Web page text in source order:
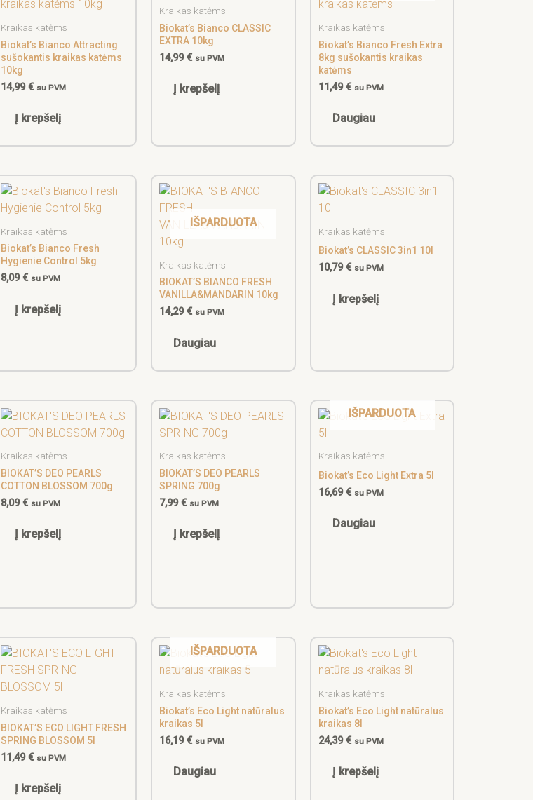
f
Kraikas katėms
Biokat’s Bianco Attracting
sušokantis kraikas katėms
10kg
14,99€ su PVM
Į krepšelį
Kraikas katėms
Biokat’s Bianco CLASSIC
EXTRA 10kg
14,99€ su PVM
Į krepšelį
Kraikas katėms
Biokat’s Bianco Fresh Extra
8kg sušokantis kraikas
katėms
11,49€ su PVM
Daugiau
Kraikas katėms
Biokat’s Bianco Fresh
Hygienie Control 5kg
8,09€ su PVM
Į krepšelį
IŠPARDUOTA
Kraikas katėms
BIOKAT’S BIANCO FRESH
VANILLA&MANDARIN 10kg
14,29€ su PVM
Daugiau
Kraikas katėms
Biokat’s CLASSIC 3in1 10l
10,79€ su PVM
Į krepšelį
Kraikas katėms
BIOKAT’S DEO PEARLS
COTTON BLOSSOM 700g
8,09€ su PVM
Į krepšelį
Kraikas katėms
BIOKAT’S DEO PEARLS
SPRING 700g
7,99€ su PVM
Į krepšelį
IŠPARDUOTA
Kraikas katėms
Biokat’s Eco Light Extra 5l
16,69€ su PVM
Daugiau
Kraikas katėms
BIOKAT’S ECO LIGHT FRESH
SPRING BLOSSOM 5l
11,49€ su PVM
Į krepšelį
IŠPARDUOTA
Kraikas katėms
Biokat’s Eco Light natūralus
kraikas 5l
16,19€ su PVM
Daugiau
Kraikas katėms
Biokat’s Eco Light natūralus
kraikas 8l
24,39€ su PVM
Į krepšelį